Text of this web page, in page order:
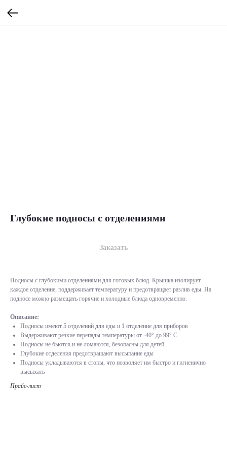
Глубокие подносы с отделениями
Заказать
Подносы с глубокими отделениями для готовых блюд. Крышка изолирует
каждое отделение, поддерживает температуру и предотвращает разлив еды. На
подносе можно размещать горячие и холодные блюда одновременно.
Описание:
Подносы имеют 5 отделений для еды и 1 отделение для приборов
Выдерживают резкие перепады температуры от -40° до 99° С
Подносы не бьются и не ломаются, безопасны для детей
Глубокие отделения предотвращают высыпание еды
Подносы укладываются в стопы, что позволяет им быстро и гигиенично
высыхать
Прайс-лист